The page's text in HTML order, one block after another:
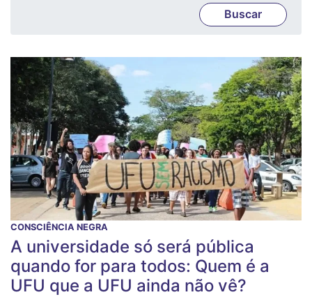
CONSCIÊNCIA NEGRA
A universidade só será pública
quando for para todos: Quem é a
UFU que a UFU ainda não vê?